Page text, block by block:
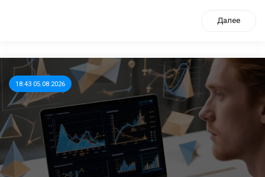
Далее
18:43 05.08.2026